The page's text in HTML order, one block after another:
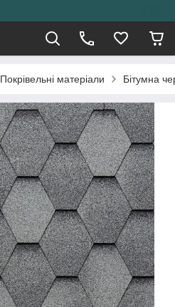
Покрівельні матеріали Бітумна